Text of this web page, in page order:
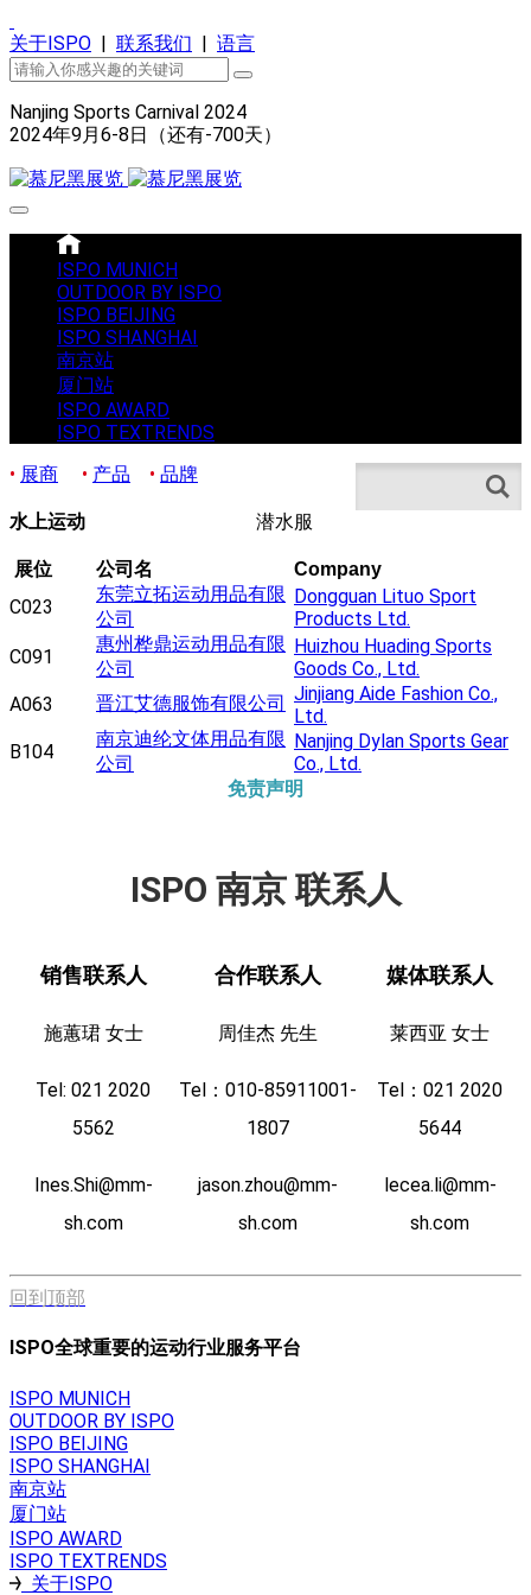
关于ISPO | 联系我们 | 语言
Nanjing Sports Carnival 2024
2024年9月6-8日（还有-700天）
ISPO MUNICH
OUTDOOR BY ISPO
ISPO BEIJING
ISPO SHANGHAI
南京站
厦门站
ISPO AWARD
ISPO TEXTRENDS
• 展商 • 产品 • 品牌 Search
水上运动 潜水服
展位 公司名 Company
C023
东莞立拓运动用品有限
公司
Dongguan Lituo Sport
Products Ltd.
C091
惠州桦鼎运动用品有限
公司
Huizhou Huading Sports
Goods Co., Ltd.
A063
晋江艾德服饰有限公司 Jinjiang Aide Fashion Co.,
Ltd.
B104
南京迪纶文体用品有限
公司
Nanjing Dylan Sports Gear
Co., Ltd.
免责声明
ISPO 南京 联系人
销售联系人
施蕙珺 女士
Tel: 021 2020
5562
Ines.Shi@mm-
sh.com
合作联系人
周佳杰 先生
Tel：010-85911001-
1807
jason.zhou@mm-
sh.com
媒体联系人
莱西亚 女士
Tel：021 2020
5644
lecea.li@mm-
sh.com
回到顶部
ISPO全球重要的运动行业服务平台
ISPO MUNICH
OUTDOOR BY ISPO
ISPO BEIJING
ISPO SHANGHAI
南京站
厦门站
ISPO AWARD
ISPO TEXTRENDS
关于ISPO